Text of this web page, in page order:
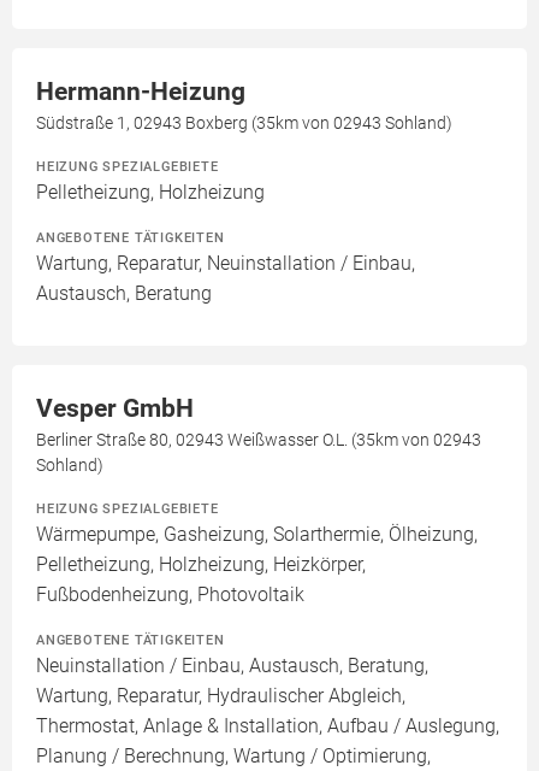
Hermann-Heizung
Südstraße 1, 02943 Boxberg (35km von 02943 Sohland)
HEIZUNG SPEZIALGEBIETE
Pelletheizung, Holzheizung
ANGEBOTENE TÄTIGKEITEN
Wartung, Reparatur, Neuinstallation / Einbau,
Austausch, Beratung
Vesper GmbH
Berliner Straße 80, 02943 Weißwasser O.L. (35km von 02943
Sohland)
HEIZUNG SPEZIALGEBIETE
Wärmepumpe, Gasheizung, Solarthermie, Ölheizung,
Pelletheizung, Holzheizung, Heizkörper,
Fußbodenheizung, Photovoltaik
ANGEBOTENE TÄTIGKEITEN
Neuinstallation / Einbau, Austausch, Beratung,
Wartung, Reparatur, Hydraulischer Abgleich,
Thermostat, Anlage & Installation, Aufbau / Auslegung,
Planung / Berechnung, Wartung / Optimierung,